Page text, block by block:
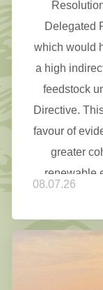
Delegated
which would
a high
feedstock
Directive.
favour of
greater
renewable
08.07.26